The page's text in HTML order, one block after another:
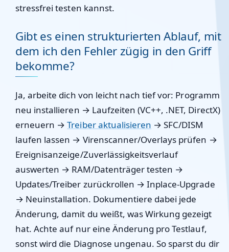
stressfrei testen kannst.
Gibt es einen strukturierten Ablauf, mit
dem ich den Fehler zügig in den Griff
bekomme?
Ja, arbeite dich von leicht nach tief vor: Programm
neu installieren → Laufzeiten (VC++, .NET, DirectX)
erneuern →Treiber aktualisieren → SFC/DISM
laufen lassen → Virenscanner/Overlays prüfen →
Ereignisanzeige/Zuverlässigkeitsverlauf
auswerten → RAM/Datenträger testen →
Updates/Treiber zurückrollen → Inplace-Upgrade
→ Neuinstallation. Dokumentiere dabei jede
Änderung, damit du weißt, was Wirkung gezeigt
hat. Achte auf nur eine Änderung pro Testlauf,
sonst wird die Diagnose ungenau. So sparst du dir